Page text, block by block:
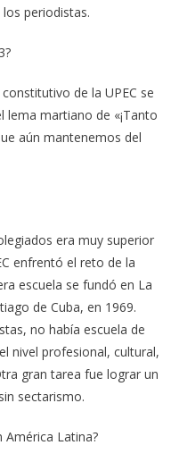
periodistas.
de la UPEC se
lema martiano de «¡Tanto
aún mantenemos del
era muy superior
enfrentó el reto de la
escuela se fundó en La
de Cuba, en 1969.
no había escuela de
nivel profesional, cultural,
gran tarea fue lograr un
sectarismo.
Latina?